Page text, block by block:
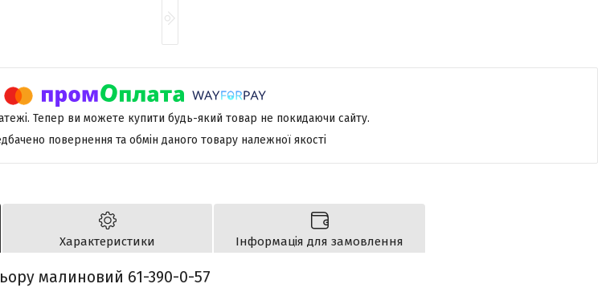
Тепер ви можете купити будь-який товар не покидаючи сайту.
повернення та обмін даного товару належної якості
Характеристики Інформація для замовлення
малиновий 61-390-0-57